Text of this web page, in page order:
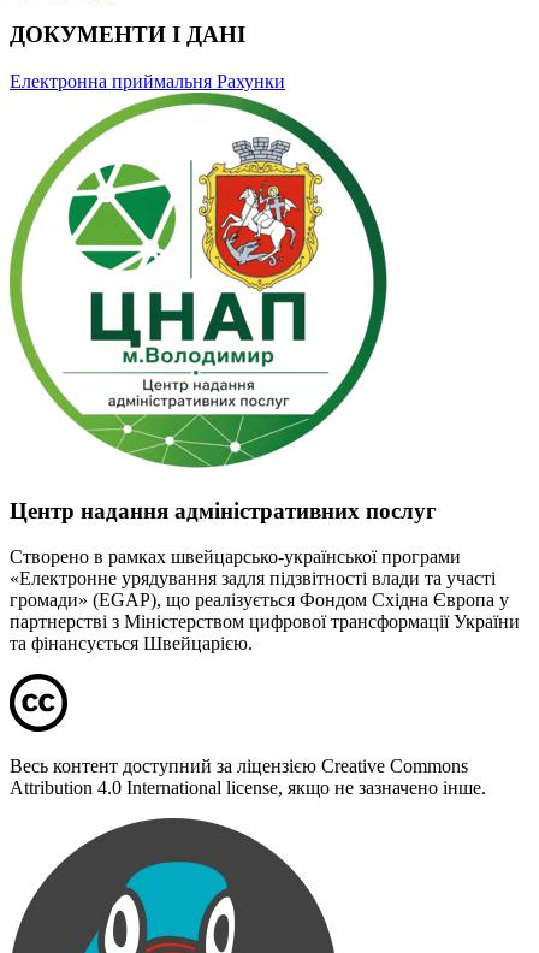
ДОКУМЕНТИ І ДАНІ
Електронна приймальня Рахунки
Центр надання адміністративних послуг
Створено в рамках швейцарсько-української програми
«Електронне урядування задля підзвітності влади та участі
громади» (EGAP), що реалізується Фондом Східна Європа у
партнерстві з Міністерством цифрової трансформації України
та фінансується Швейцарією.
Весь контент доступний за ліцензією Creative Commons
Attribution 4.0 International license, якщо не зазначено інше.